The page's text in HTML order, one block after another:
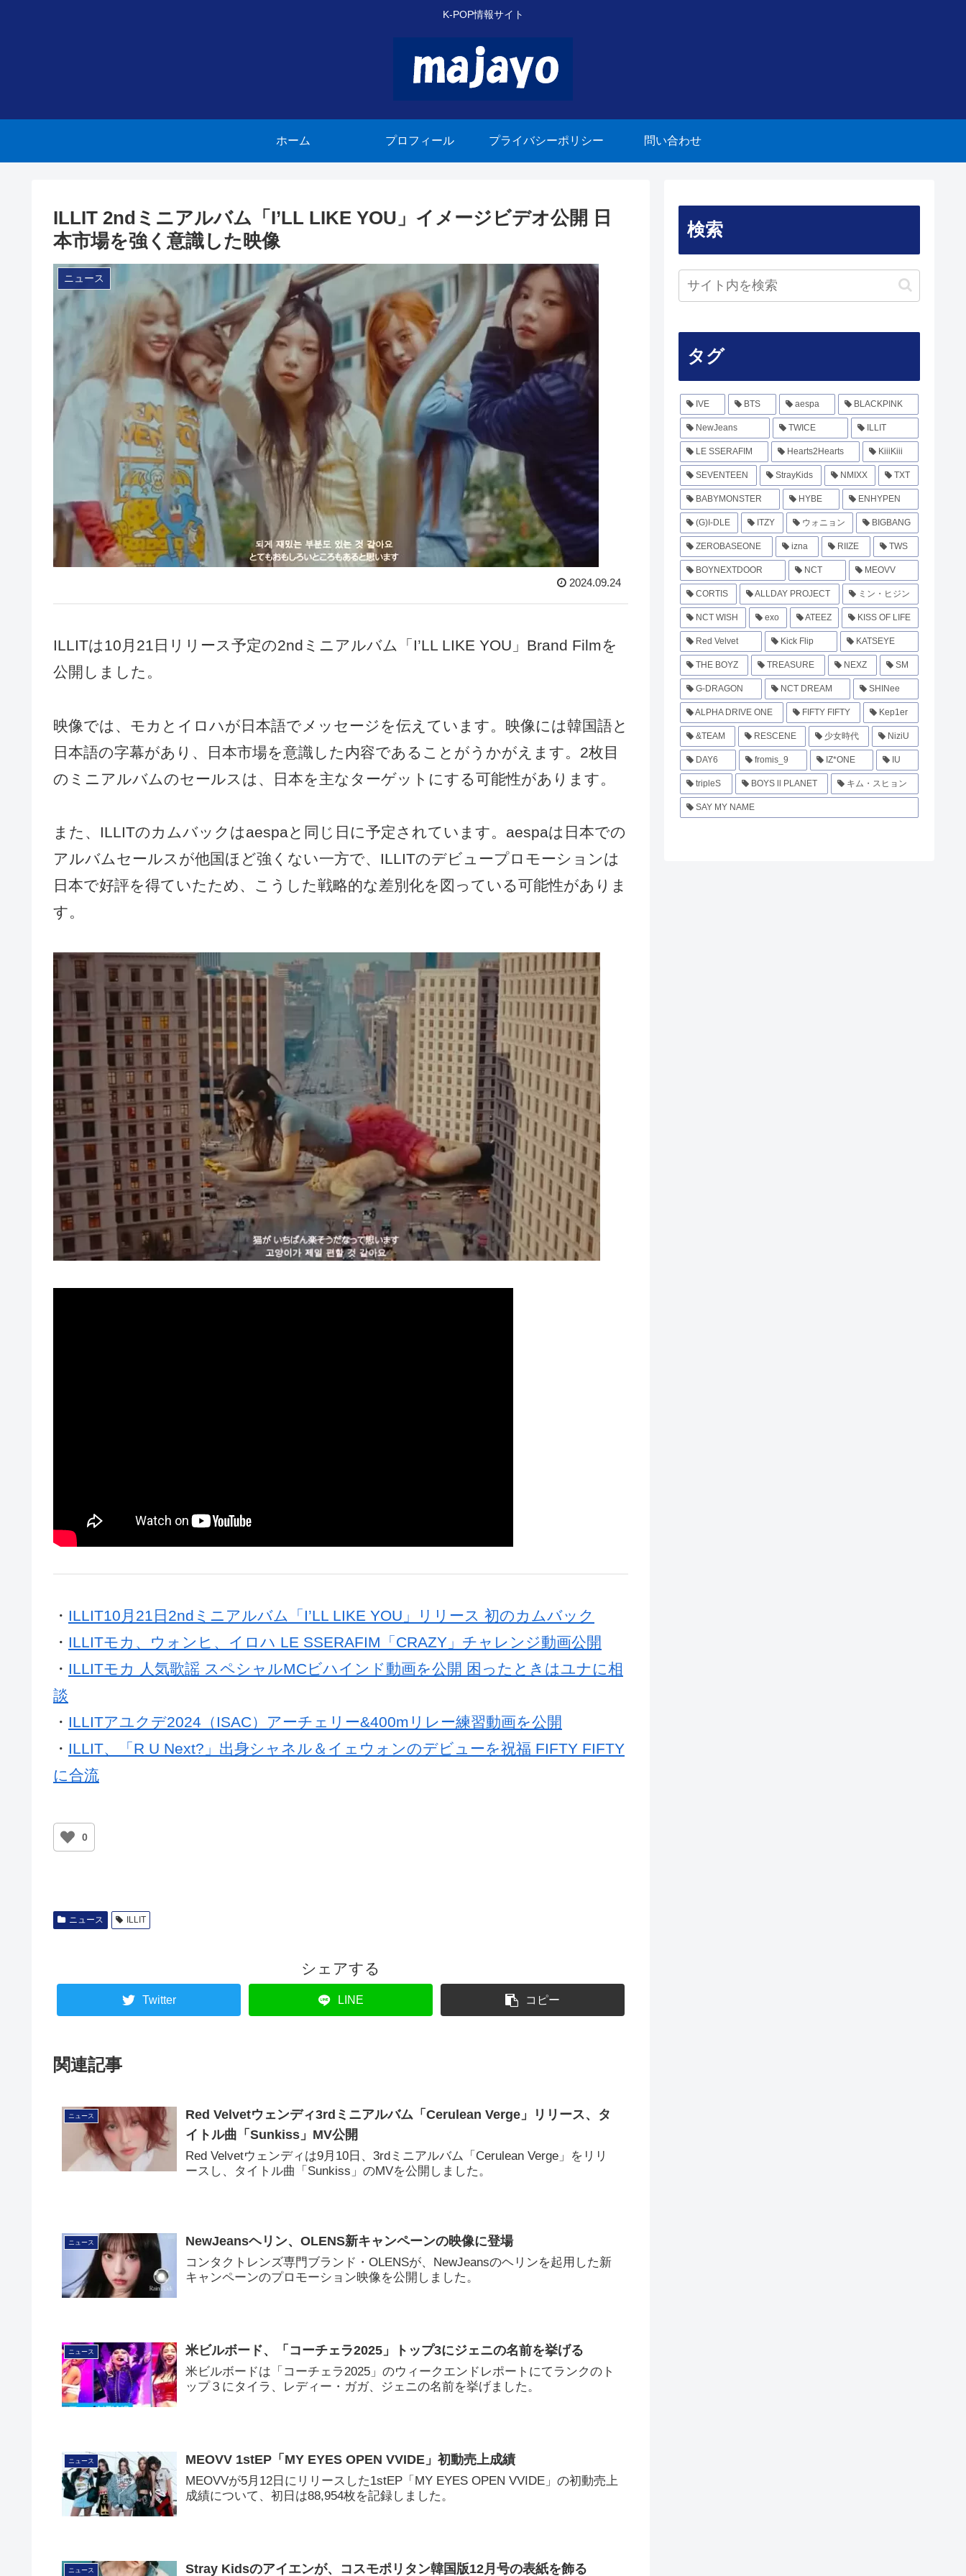
K-POP情報サイト
ホーム プロフィール プライバシーポリシー 問い合わせ
ILLIT 2ndミニアルバム「I’LL LIKE YOU」イメージビデオ公開 日
本市場を強く意識した映像
ニュース
2024.09.24
ILLITは10月21日リリース予定の2ndミニアルバム「I’LL LIKE YOU」Brand Filmを
公開しました。
映像では、モカとイロハが日本語でメッセージを伝えています。映像には韓国語と
日本語の字幕があり、日本市場を意識した内容であることがうかがえます。2枚目
のミニアルバムのセールスは、日本を主なターゲットにする可能性があります。
また、ILLITのカムバックはaespaと同じ日に予定されています。aespaは日本での
アルバムセールスが他国ほど強くない一方で、ILLITのデビュープロモーションは
日本で好評を得ていたため、こうした戦略的な差別化を図っている可能性がありま
す。
・ ILLIT10月21日2ndミニアルバム「I’LL LIKE YOU」リリース 初のカムバック
・ ILLITモカ、ウォンヒ、イロハ LE SSERAFIM「CRAZY」チャレンジ動画公開
・ ILLITモカ 人気歌謡 スペシャルMCビハインド動画を公開 困ったときはユナに相
談
・ ILLITアユクデ2024（ISAC）アーチェリー&400mリレー練習動画を公開
・ ILLIT、「R U Next?」出身シャネル＆イェウォンのデビューを祝福 FIFTY FIFTY
に合流
0
ニュース ILLIT
シェアする
Twitter LINE コピー
関連記事
ニュース
Red Velvetウェンディ3rdミニアルバム「Cerulean Verge」リリース、タ
イトル曲「Sunkiss」MV公開
Red Velvetウェンディは9月10日、3rdミニアルバム「Cerulean Verge」をリリ
ースし、タイトル曲「Sunkiss」のMVを公開しました。
ニュース NewJeansヘリン、OLENS新キャンペーンの映像に登場
コンタクトレンズ専門ブランド・OLENSが、NewJeansのヘリンを起用した新
キャンペーンのプロモーション映像を公開しました。
ニュース 米ビルボード、「コーチェラ2025」トップ3にジェニの名前を挙げる
米ビルボードは「コーチェラ2025」のウィークエンドレポートにてランクのト
ップ３にタイラ、レディー・ガガ、ジェニの名前を挙げました。
ニュース MEOVV 1stEP「MY EYES OPEN VVIDE」初動売上成績
MEOVVが5月12日にリリースした1stEP「MY EYES OPEN VVIDE」の初動売上
成績について、初日は88,954枚を記録しました。
ニュース Stray Kidsのアイエンが、コスモポリタン韓国版12月号の表紙を飾る
検索
タグ
IVE BTS aespa BLACKPINK
NewJeans TWICE ILLIT
LE SSERAFIM Hearts2Hearts KiiiKiii
SEVENTEEN StrayKids NMIXX TXT
BABYMONSTER HYBE ENHYPEN
(G)I-DLE ITZY ウォニョン BIGBANG
ZEROBASEONE izna RIIZE TWS
BOYNEXTDOOR NCT MEOVV
CORTIS ALLDAY PROJECT ミン・ヒジン
NCT WISH exo ATEEZ KISS OF LIFE
Red Velvet Kick Flip KATSEYE
THE BOYZ TREASURE NEXZ SM
G-DRAGON NCT DREAM SHINee
ALPHA DRIVE ONE FIFTY FIFTY Kep1er
&TEAM RESCENE 少女時代 NiziU
DAY6 fromis_9 IZ*ONE IU
tripleS BOYS ll PLANET キム・スヒョン
SAY MY NAME